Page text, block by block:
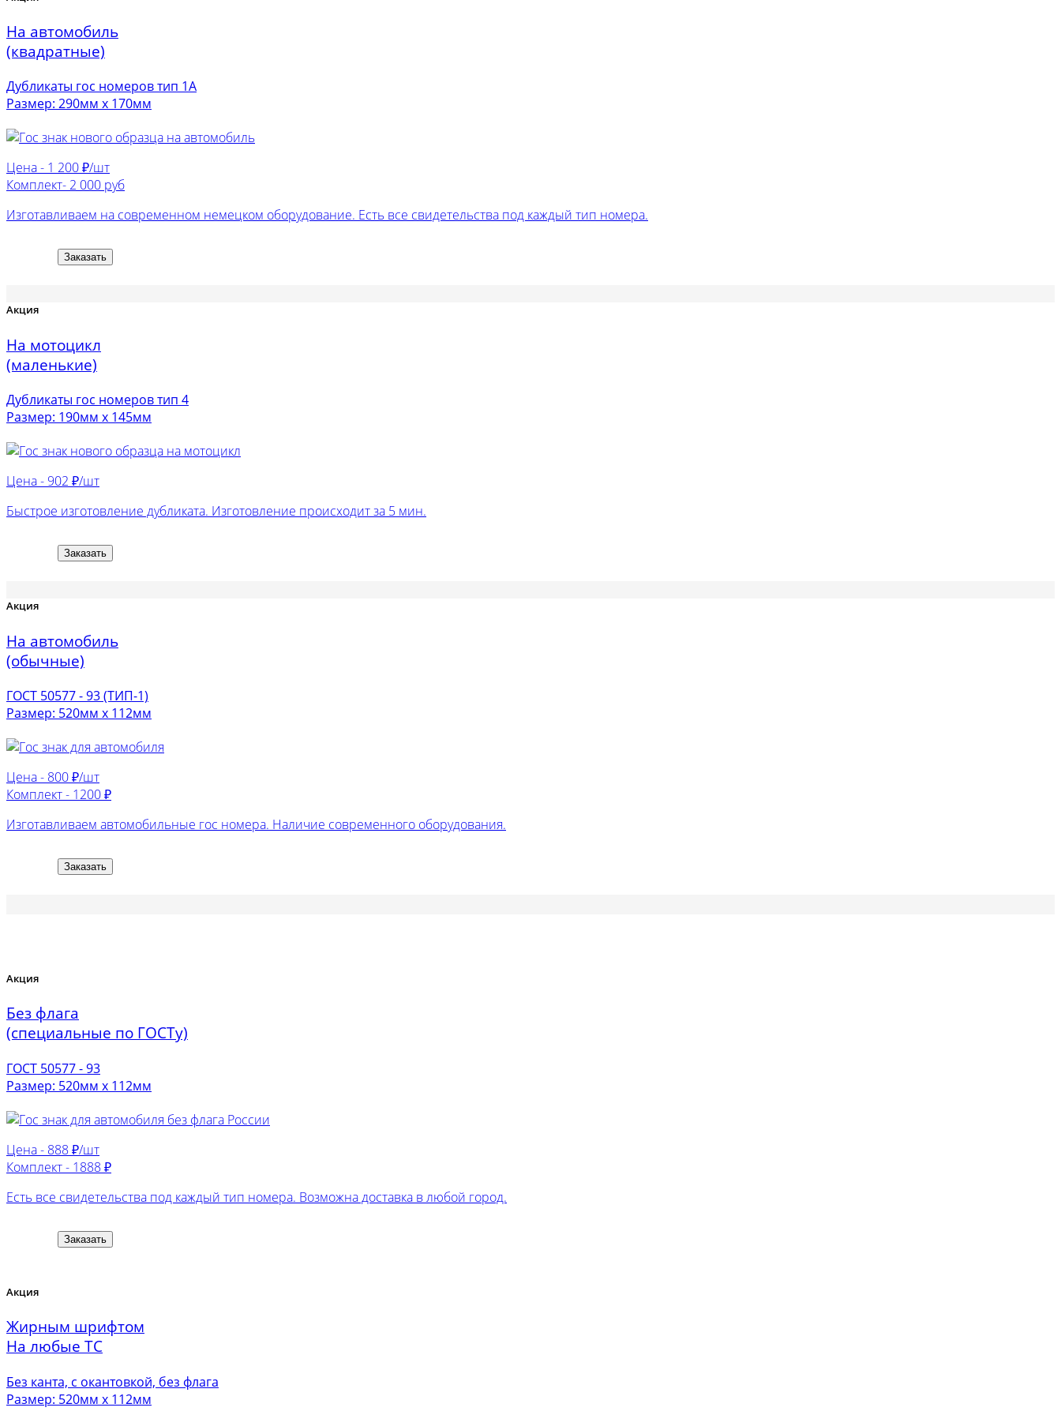
На автомобиль
(квадратные)
Дубликаты гос номеров тип 1А
Размер: 290мм х 170мм
Цена - 1 200 ₽/шт
Комплект- 2 000 руб
Изготавливаем на современном немецком оборудование. Есть все свидетельства под каждый тип номера.
Заказать
Акция
На мотоцикл
(маленькие)
Дубликаты гос номеров тип 4
Размер: 190мм х 145мм
Цена - 902 ₽/шт
Быстрое изготовление дубликата. Изготовление происходит за 5 мин.
Заказать
Акция
На автомобиль
(обычные)
ГОСТ 50577 - 93 (ТИП-1)
Размер: 520мм х 112мм
Цена - 800 ₽/шт
Комплект - 1200 ₽
Изготавливаем автомобильные гос номера. Наличие современного оборудования.
Заказать
Акция
Без флага
(специальные по ГОСТу)
ГОСТ 50577 - 93
Размер: 520мм х 112мм
Цена - 888 ₽/шт
Комплект - 1888 ₽
Есть все свидетельства под каждый тип номера. Возможна доставка в любой город.
Заказать
Акция
Жирным шрифтом
На любые ТС
Без канта, с окантовкой, без флага
Размер: 520мм х 112мм